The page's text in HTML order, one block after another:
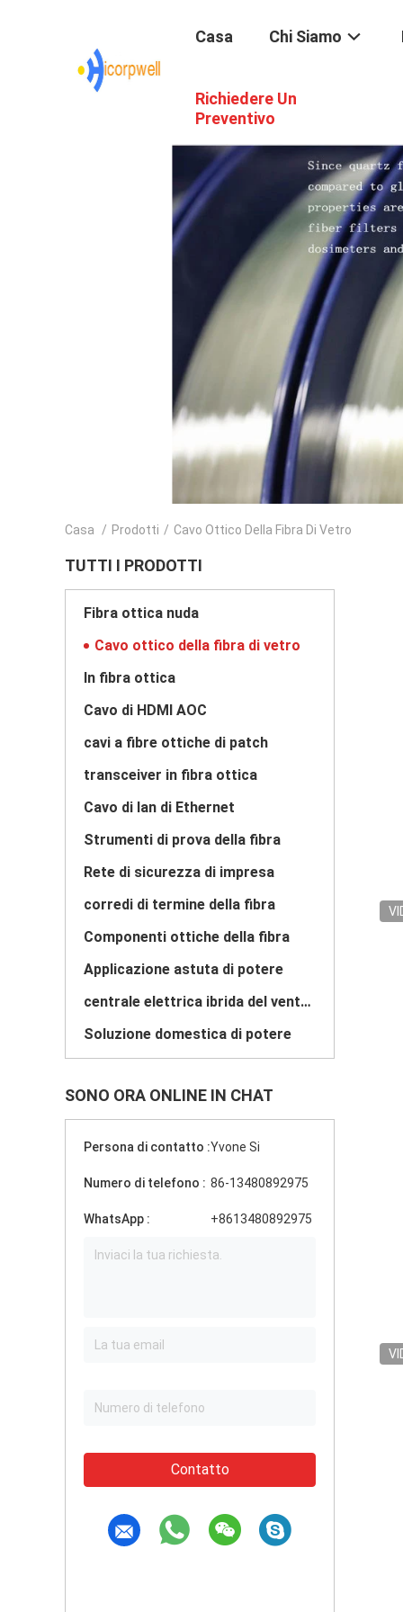
Casa Chi Siamo
Richiedere Un
Preventivo
Casa / Prodotti / Cavo Ottico Della Fibra Di Vetro
TUTTI I PRODOTTI
Fibra ottica nuda
Cavo ottico della fibra di vetro
In fibra ottica
Cavo di HDMI AOC
cavi a fibre ottiche di patch
transceiver in fibra ottica
Cavo di lan di Ethernet
Strumenti di prova della fibra
Rete di sicurezza di impresa
corredi di termine della fibra
Componenti ottiche della fibra
Applicazione astuta di potere
centrale elettrica ibrida del vento solare
Soluzione domestica di potere
SONO ORA ONLINE IN CHAT
Persona di contatto :Yvone Si
Numero di telefono : 86-13480892975
WhatsApp : +8613480892975
Contatto